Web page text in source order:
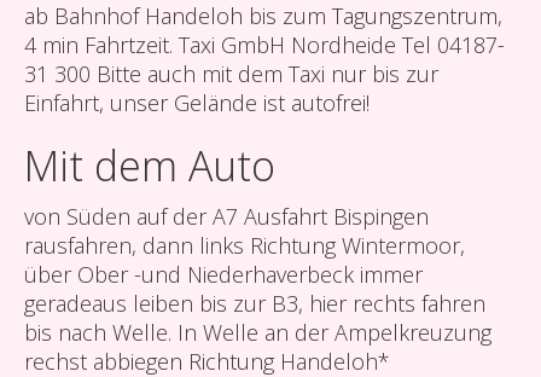
ab Bahnhof Handeloh bis zum Tagungszentrum,
4 min Fahrtzeit. Taxi GmbH Nordheide Tel 04187-
31 300 Bitte auch mit dem Taxi nur bis zur
Einfahrt, unser Gelände ist autofrei!
Mit dem Auto
von Süden auf der A7 Ausfahrt Bispingen
rausfahren, dann links Richtung Wintermoor,
über Ober -und Niederhaverbeck immer
geradeaus leiben bis zur B3, hier rechts fahren
bis nach Welle. In Welle an der Ampelkreuzung
rechst abbiegen Richtung Handeloh*